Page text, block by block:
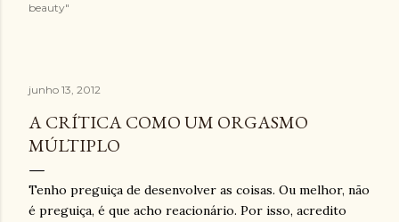
beauty"
junho 13, 2012
A CRÍTICA COMO UM ORGASMO
MÚLTIPLO
Tenho preguiça de desenvolver as coisas. Ou melhor, não
é preguiça, é que acho reacionário. Por isso, acredito